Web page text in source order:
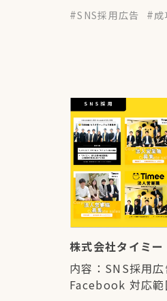
SNS採用広告 成
株式会社タイミ
内容：SNS採用
Facebook 対応範